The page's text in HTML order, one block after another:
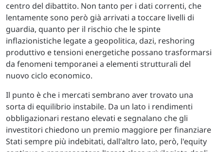
centro del dibattito. Non tanto per i dati correnti, che
lentamente sono però già arrivati a toccare livelli di
guardia, quanto per il rischio che le spinte
inflazionistiche legate a geopolitica, dazi, reshoring
produttivo e tensioni energetiche possano trasformarsi
da fenomeni temporanei a elementi strutturali del
nuovo ciclo economico.
Il punto è che i mercati sembrano aver trovato una
sorta di equilibrio instabile. Da un lato i rendimenti
obbligazionari restano elevati e segnalano che gli
investitori chiedono un premio maggiore per finanziare
Stati sempre più indebitati, dall'altro lato, però, l'equity